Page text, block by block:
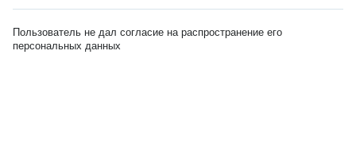
Пользователь не дал согласие на распространение его
персональных данных